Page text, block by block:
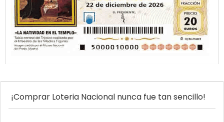
¡Comprar Loteria Nacional nunca fue tan sencillo!